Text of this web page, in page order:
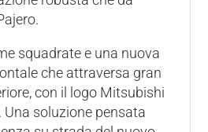
squadrate e una nuova
che attraversa gran
con il logo Mitsubishi
soluzione pensata